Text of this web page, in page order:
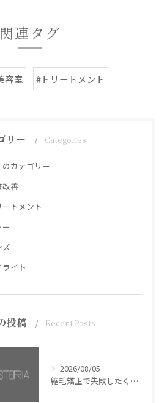
関連タグ
容室 #トリートメント
リー Categories
のカテゴリー
改善
ートメント
ズ
ライト
投稿 Recent Posts
2026/08/05
縮毛矯正で失敗したくない方へ【銀座・美容室WISTERIA】